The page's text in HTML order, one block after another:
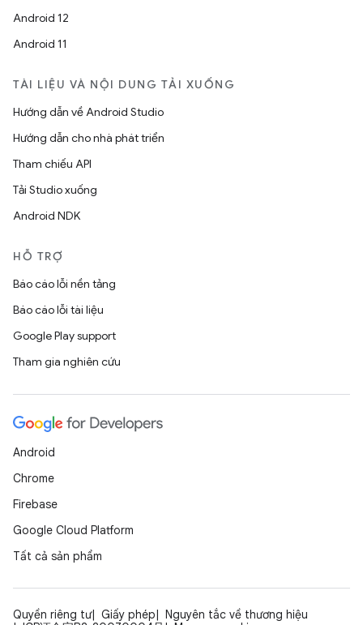
Android 12
Android 11
TÀI LIỆU VÀ NỘI DUNG TẢI XUỐNG
Hướng dẫn về Android Studio
Hướng dẫn cho nhà phát triển
Tham chiếu API
Tải Studio xuống
Android NDK
HỖ TRỢ
Báo cáo lỗi nền tảng
Báo cáo lỗi tài liệu
Google Play support
Tham gia nghiên cứu
Android
Chrome
Firebase
Google Cloud Platform
Tất cả sản phẩm
Quyền riêng tư Giấy phép
Nguyên tắc về thương hiệu